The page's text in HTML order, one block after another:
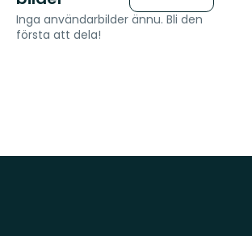
Inga användarbilder ännu. Bli den
första att dela!